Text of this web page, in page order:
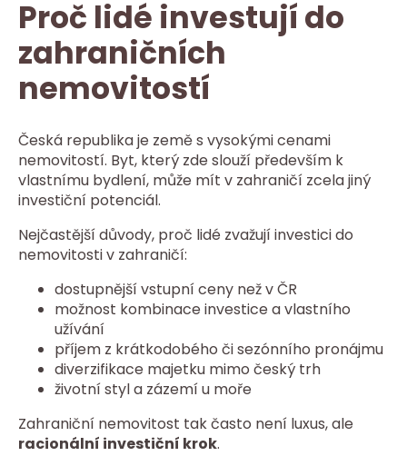
Proč lidé investují do
zahraničních
nemovitostí
Česká republika je země s vysokými cenami
nemovitostí. Byt, který zde slouží především k
vlastnímu bydlení, může mít v zahraničí zcela jiný
investiční potenciál.
Nejčastější důvody, proč lidé zvažují investici do
nemovitosti v zahraničí:
dostupnější vstupní ceny než v ČR
možnost kombinace investice a vlastního
užívání
příjem z krátkodobého či sezónního pronájmu
diverzifikace majetku mimo český trh
životní styl a zázemí u moře
Zahraniční nemovitost tak často není luxus, ale
racionální investiční krok.